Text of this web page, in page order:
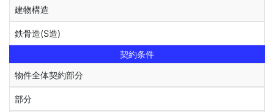
建物構造
鉄骨造(S造)
契約条件
物件全体契約部分
部分